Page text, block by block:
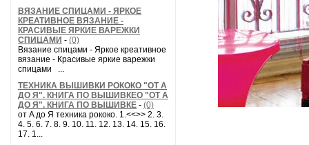
ВЯЗАНИЕ СПИЦАМИ - ЯРКОЕ
КРЕАТИВНОЕ ВЯЗАНИЕ -
КРАСИВЫЕ ЯРКИЕ ВАРЕЖКИ
СПИЦАМИ - (0)
Вязание спицами - Яркое креативное
вязание - Красивые яркие варежки
спицами ...
ТЕХНИКА ВЫШИВКИ РОКОКО "ОТ А
ДО Я". КНИГА ПО ВЫШИВКЕО "ОТ А
ДО Я". КНИГА ПО ВЫШИВКЕ - (0)
от A до Я техника рококо. 1.<<>> 2. 3.
4. 5. 6. 7. 8. 9. 10. 11. 12. 13. 14. 15. 16.
17. 1...